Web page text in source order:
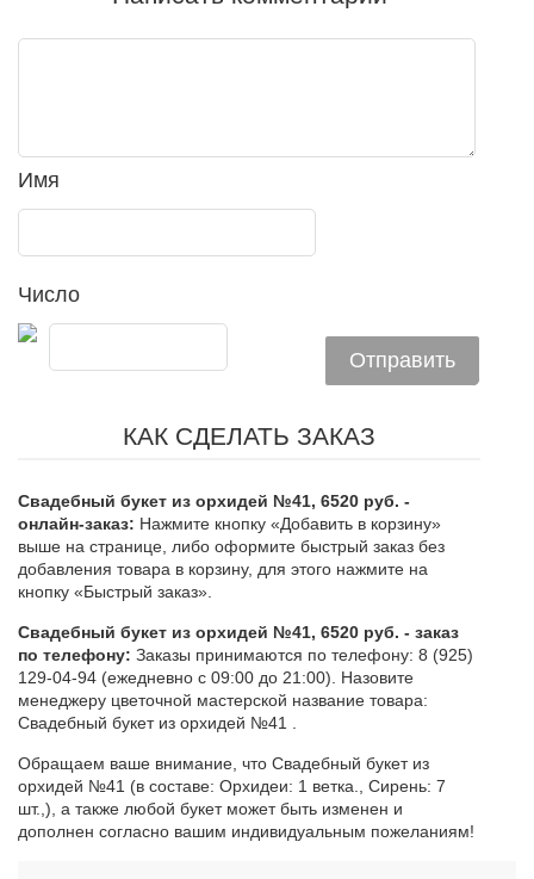
Имя
Число
КАК СДЕЛАТЬ ЗАКАЗ
Свадебный букет из орхидей №41, 6520 руб. -
онлайн-заказ: Нажмите кнопку «Добавить в корзину»
выше на странице, либо оформите быстрый заказ без
добавления товара в корзину, для этого нажмите на
кнопку «Быстрый заказ».
Свадебный букет из орхидей №41, 6520 руб. - заказ
по телефону: Заказы принимаются по телефону: 8 (925)
129-04-94 (ежедневно с 09:00 до 21:00). Назовите
менеджеру цветочной мастерской название товара:
Свадебный букет из орхидей №41 .
Обращаем ваше внимание, что Свадебный букет из
орхидей №41 (в составе: Орхидеи: 1 ветка., Сирень: 7
шт.,), а также любой букет может быть изменен и
дополнен согласно вашим индивидуальным пожеланиям!